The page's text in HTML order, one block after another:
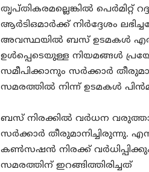
തൃപ്തികരമല്ലെങ്കില്‍
ആര്‍ടിഒമാര്‍ക്ക് നിര്‍ദ്ദേശം
അവസ്ഥയില്‍ ബസ് ഉടമകള്‍
ഉള്‍പ്പെടെയുള്ള നിയമങ്ങള്‍
സമീപിക്കാനും സര്‍ക്കാര്‍
സമരത്തില്‍ നിന്ന് ഉടമകള്‍
ബസ് നിരക്കില്‍ വര്‍ധന
സര്‍ക്കാര്‍ തീരുമാനിച്ചിരുന്നു.
കണ്‍സഷന്‍ നിരക്ക്
സമരത്തിന് ഇറങ്ങിത്തിരിച്ചത്